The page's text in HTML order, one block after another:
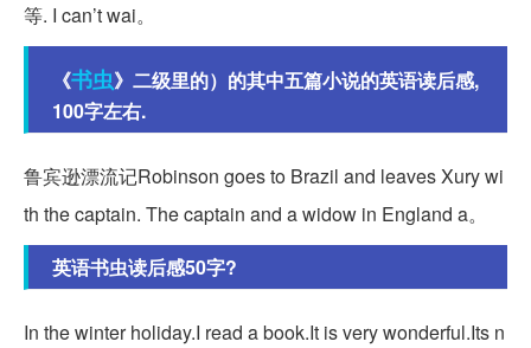
等. I can’t wai。
《书虫》二级里的）的其中五篇小说的英语读后感,
100字左右.
鲁宾逊漂流记Robinson goes to Brazil and leaves Xury wi
th the captain. The captain and a widow in England a。
英语书虫读后感50字?
In the winter holiday.I read a book.It is very wonderful.Its n